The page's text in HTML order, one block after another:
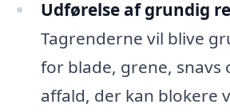
Udførelse af grundig
Tagrenderne vil blive
for blade, grene, snavs
affald, der kan blokere